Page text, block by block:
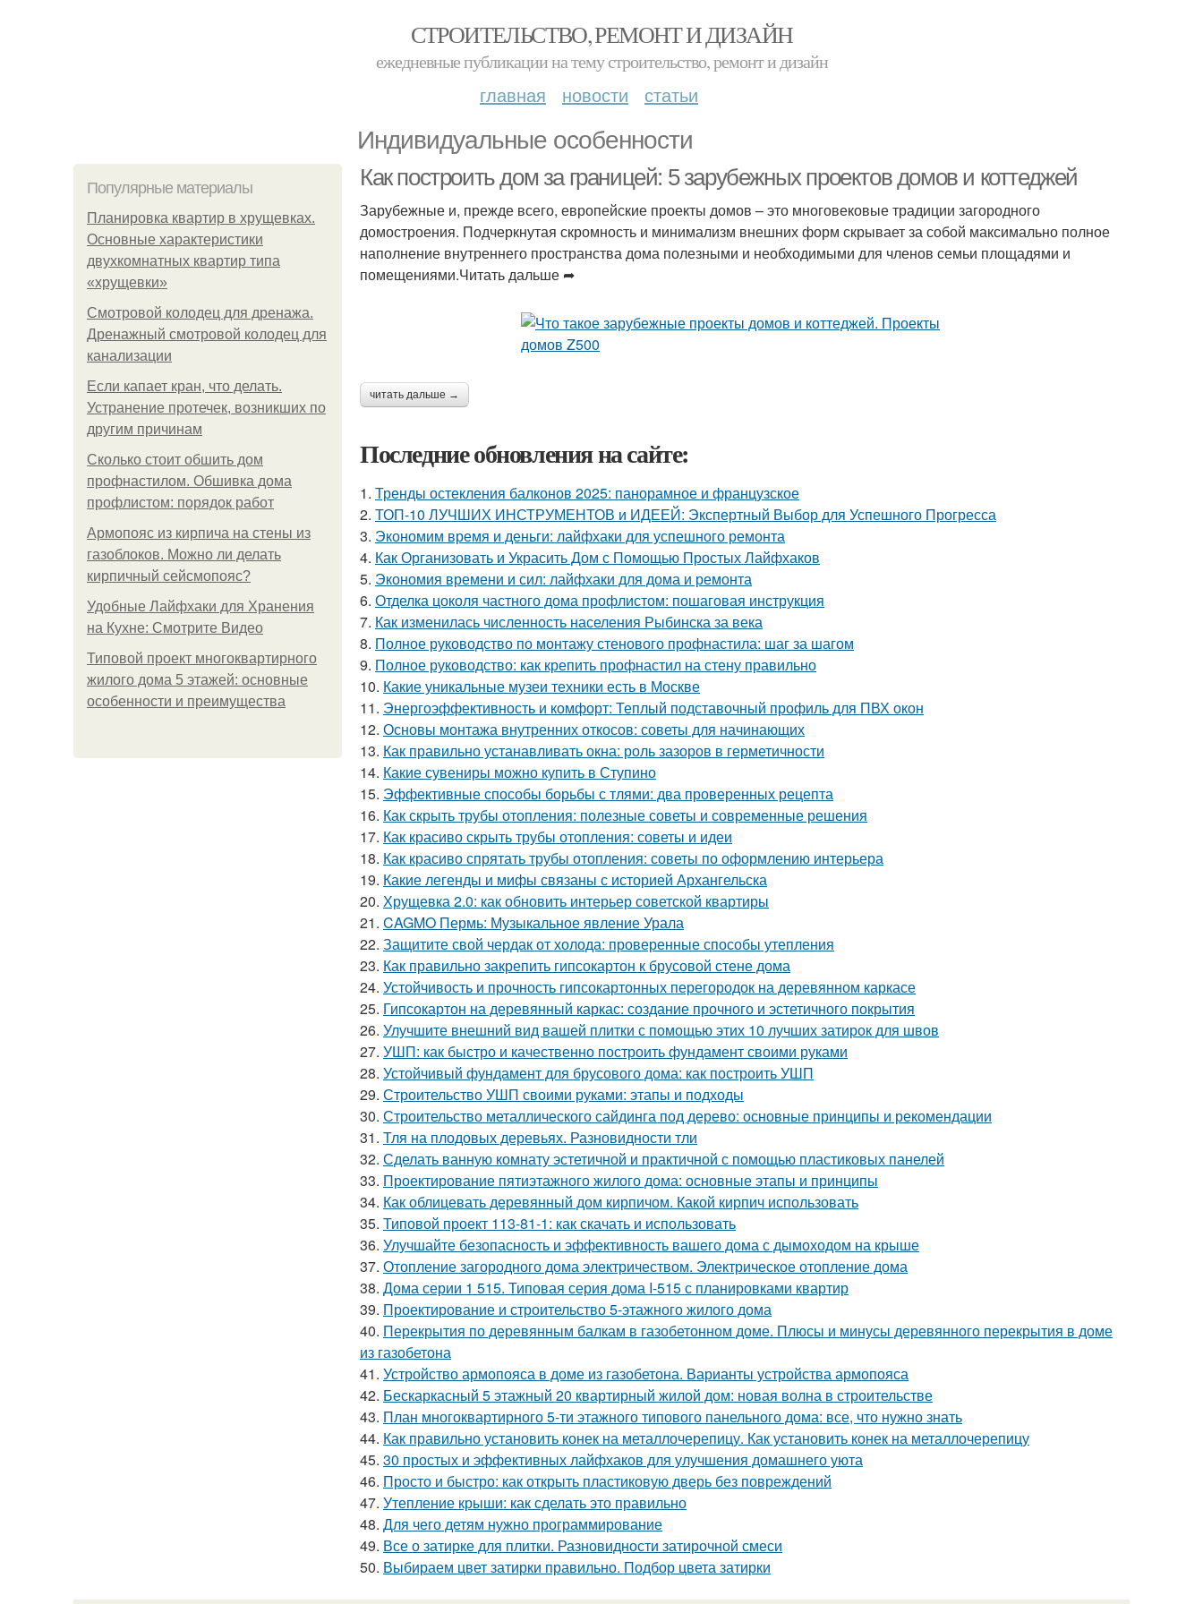
СТРОИТЕЛЬСТВО, РЕМОНТ И ДИЗАЙН
ежедневные публикации на тему строительство, ремонт и дизайн
главная новости статьи
Индивидуальные особенности
Популярные материалы
Планировка квартир в хрущевках.
Основные характеристики
двухкомнатных квартир типа
«хрущевки»
Смотровой колодец для дренажа.
Дренажный смотровой колодец для
канализации
Если капает кран, что делать.
Устранение протечек, возникших по
другим причинам
Сколько стоит обшить дом
профнастилом. Обшивка дома
профлистом: порядок работ
Армопояс из кирпича на стены из
газоблоков. Можно ли делать
кирпичный сейсмопояс?
Удобные Лайфхаки для Хранения
на Кухне: Смотрите Видео
Типовой проект многоквартирного
жилого дома 5 этажей: основные
особенности и преимущества
Как построить дом за границей: 5 зарубежных проектов домов и коттеджей
Зарубежные и, прежде всего, европейские проекты домов – это многовековые традиции загородного
домостроения. Подчеркнутая скромность и минимализм внешних форм скрывает за собой максимально полное
наполнение внутреннего пространства дома полезными и необходимыми для членов семьи площадями и
помещениями.Читать дальше ➦
читать дальше →
Последние обновления на сайте:
1. Тренды остекления балконов 2025: панорамное и французское
2. ТОП-10 ЛУЧШИХ ИНСТРУМЕНТОВ и ИДЕЕЙ: Экспертный Выбор для Успешного Прогресса
3. Экономим время и деньги: лайфхаки для успешного ремонта
4. Как Организовать и Украсить Дом с Помощью Простых Лайфхаков
5. Экономия времени и сил: лайфхаки для дома и ремонта
6. Отделка цоколя частного дома профлистом: пошаговая инструкция
7. Как изменилась численность населения Рыбинска за века
8. Полное руководство по монтажу стенового профнастила: шаг за шагом
9. Полное руководство: как крепить профнастил на стену правильно
10. Какие уникальные музеи техники есть в Москве
11. Энергоэффективность и комфорт: Теплый подставочный профиль для ПВХ окон
12. Основы монтажа внутренних откосов: советы для начинающих
13. Как правильно устанавливать окна: роль зазоров в герметичности
14. Какие сувениры можно купить в Ступино
15. Эффективные способы борьбы с тлями: два проверенных рецепта
16. Как скрыть трубы отопления: полезные советы и современные решения
17. Как красиво скрыть трубы отопления: советы и идеи
18. Как красиво спрятать трубы отопления: советы по оформлению интерьера
19. Какие легенды и мифы связаны с историей Архангельска
20. Хрущевка 2.0: как обновить интерьер советской квартиры
21. CAGMO Пермь: Музыкальное явление Урала
22. Защитите свой чердак от холода: проверенные способы утепления
23. Как правильно закрепить гипсокартон к брусовой стене дома
24. Устойчивость и прочность гипсокартонных перегородок на деревянном каркасе
25. Гипсокартон на деревянный каркас: создание прочного и эстетичного покрытия
26. Улучшите внешний вид вашей плитки с помощью этих 10 лучших затирок для швов
27. УШП: как быстро и качественно построить фундамент своими руками
28. Устойчивый фундамент для брусового дома: как построить УШП
29. Строительство УШП своими руками: этапы и подходы
30. Строительство металлического сайдинга под дерево: основные принципы и рекомендации
31. Тля на плодовых деревьях. Разновидности тли
32. Сделать ванную комнату эстетичной и практичной с помощью пластиковых панелей
33. Проектирование пятиэтажного жилого дома: основные этапы и принципы
34. Как облицевать деревянный дом кирпичом. Какой кирпич использовать
35. Типовой проект 113-81-1: как скачать и использовать
36. Улучшайте безопасность и эффективность вашего дома с дымоходом на крыше
37. Отопление загородного дома электричеством. Электрическое отопление дома
38. Дома серии 1 515. Типовая серия дома I-515 с планировками квартир
39. Проектирование и строительство 5-этажного жилого дома
40. Перекрытия по деревянным балкам в газобетонном доме. Плюсы и минусы деревянного перекрытия в доме
из газобетона
41. Устройство армопояса в доме из газобетона. Варианты устройства армопояса
42. Бескаркасный 5 этажный 20 квартирный жилой дом: новая волна в строительстве
43. План многоквартирного 5-ти этажного типового панельного дома: все, что нужно знать
44. Как правильно установить конек на металлочерепицу. Как установить конек на металлочерепицу
45. 30 простых и эффективных лайфхаков для улучшения домашнего уюта
46. Просто и быстро: как открыть пластиковую дверь без повреждений
47. Утепление крыши: как сделать это правильно
48. Для чего детям нужно программирование
49. Все о затирке для плитки. Разновидности затирочной смеси
50. Выбираем цвет затирки правильно. Подбор цвета затирки